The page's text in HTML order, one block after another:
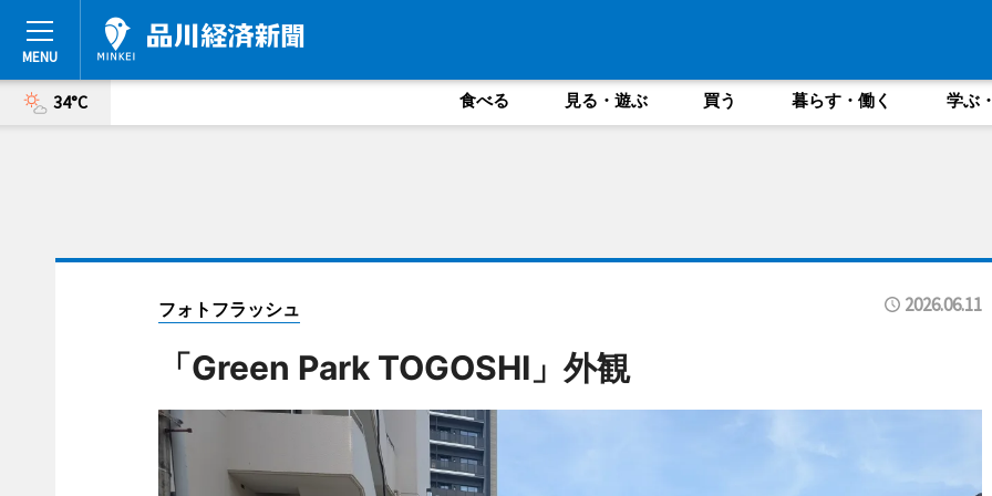
34°C 食べる 見る・遊ぶ 買う 暮らす・働く 学ぶ
フォトフラッシュ 2026.06.11
「Green Park TOGOSHI」外観